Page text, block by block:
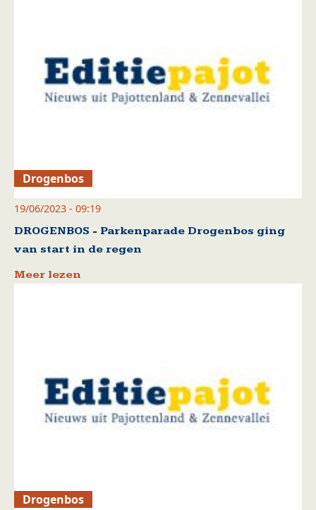
Drogenbos
19/06/2023 - 09:19
DROGENBOS - Parkenparade Drogenbos ging
van start in de regen
Meer lezen
Drogenbos